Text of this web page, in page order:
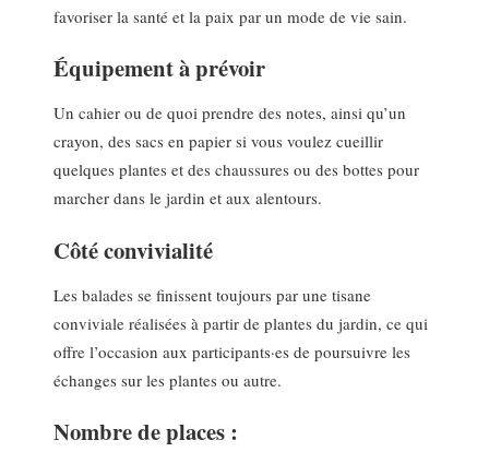
favoriser la santé et la paix par un mode de vie sain.
Équipement à prévoir
Un cahier ou de quoi prendre des notes, ainsi qu’un
crayon, des sacs en papier si vous voulez cueillir
quelques plantes et des chaussures ou des bottes pour
marcher dans le jardin et aux alentours.
Côté convivialité
Les balades se finissent toujours par une tisane
conviviale réalisées à partir de plantes du jardin, ce qui
offre l’occasion aux participants·es de poursuivre les
échanges sur les plantes ou autre.
Nombre de places :